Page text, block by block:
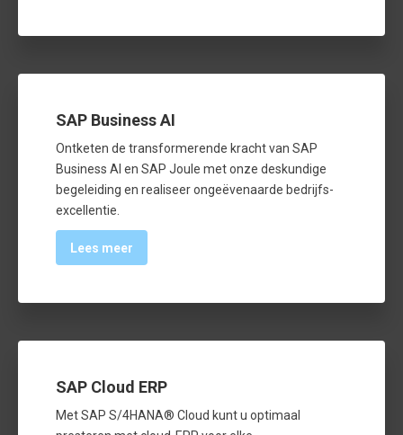
SAP Business AI
Ontketen de transformerende kracht van SAP
Business AI en SAP Joule met onze deskundige
begeleiding en realiseer ongeëvenaarde bedrijfs­
excellentie.
Lees meer
SAP Cloud ERP
Met SAP S/4HANA® Cloud kunt u optimaal